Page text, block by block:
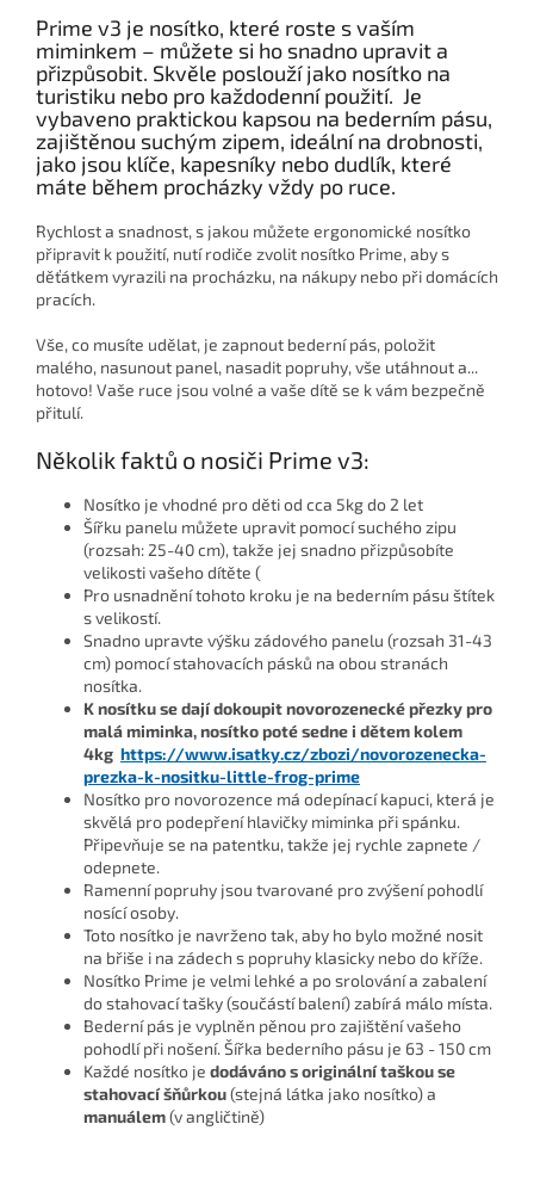
Prime v3 je nosítko, které roste s vaším
miminkem – můžete si ho snadno upravit a
přizpůsobit. Skvěle poslouží jako nosítko na
turistiku nebo pro každodenní použití. Je
vybaveno praktickou kapsou na bederním pásu,
zajištěnou suchým zipem, ideální na drobnosti,
jako jsou klíče, kapesníky nebo dudlík, které
máte během procházky vždy po ruce.
Rychlost a snadnost, s jakou můžete ergonomické nosítko
připravit k použití, nutí rodiče zvolit nosítko Prime, aby s
děťátkem vyrazili na procházku, na nákupy nebo při domácích
pracích.
Vše, co musíte udělat, je zapnout bederní pás, položit
malého, nasunout panel, nasadit popruhy, vše utáhnout a...
hotovo! Vaše ruce jsou volné a vaše dítě se k vám bezpečně
přitulí.
Několik faktů o nosiči Prime v3:
Nosítko je vhodné pro děti od cca 5kg do 2 let
Šířku panelu můžete upravit pomocí suchého zipu
(rozsah: 25-40 cm), takže jej snadno přizpůsobíte
velikosti vašeho dítěte (
Pro usnadnění tohoto kroku je na bederním pásu štítek
s velikostí.
Snadno upravte výšku zádového panelu (rozsah 31-43
cm) pomocí stahovacích pásků na obou stranách
nosítka.
K nosítku se dají dokoupit novorozenecké přezky pro
malá miminka, nosítko poté sedne i dětem kolem
4kg https://www.isatky.cz/zbozi/novorozenecka-
prezka-k-nositku-little-frog-prime
Nosítko pro novorozence má odepínací kapuci, která je
skvělá pro podepření hlavičky miminka při spánku.
Připevňuje se na patentku, takže jej rychle zapnete /
odepnete.
Ramenní popruhy jsou tvarované pro zvýšení pohodlí
nosící osoby.
Toto nosítko je navrženo tak, aby ho bylo možné nosit
na břiše i na zádech s popruhy klasicky nebo do kříže.
Nosítko Prime je velmi lehké a po srolování a zabalení
do stahovací tašky (součástí balení) zabírá málo místa.
Bederní pás je vyplněn pěnou pro zajištění vašeho
pohodlí při nošení. Šířka bederního pásu je 63 - 150 cm
Každé nosítko je dodáváno s originální taškou se
stahovací šňůrkou(stejná látka jako nosítko) a
manuálem(v angličtině)